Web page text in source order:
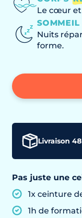
Le cœur et
Nuits
forme.
Livraison
Pas juste une
1x ceinture
1h de